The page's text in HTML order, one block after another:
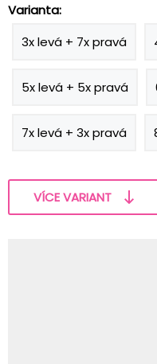
Varianta:
3x levá + 7x pravá
5x levá + 5x pravá
7x levá + 3x pravá
VÍCE VARIANT